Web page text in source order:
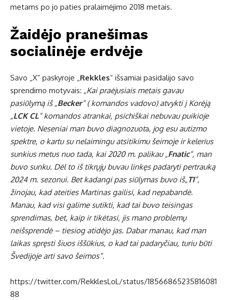
metams po jo paties pralaimėjimo 2018 metais.
Žaidėjo pranešimas
socialinėje erdvėje
Savo „X“ paskyroje „Rekkles“ išsamiai pasidalijo savo
sprendimo motyvais: „Kai praėjusiais metais gavau
pasiūlymą iš „Becker“ ( komandos vadovo) atvykti į Korėją
„LCK CL“ komandos atrankai, psichiškai nebuvau puikioje
vietoje. Neseniai man buvo diagnozuota, jog esu autizmo
spektre, o kartu su nelaimingu atsitikimu šeimoje ir kelerius
sunkius metus nuo tada, kai 2020 m. palikau „Fnatic“, man
buvo sunku. Dėl to iš tikrųjų buvau linkęs padaryti pertrauką
2024 m. sezonui. Bet kadangi pas siūlymas buvo iš„T1“,
žinojau, kad ateities Martinas gailisi, kad nepabandė.
Manau, kad visi galime sutikti, kad tai buvo teisingas
sprendimas, bet, kaip ir tikėtasi, jis mano problemų
neišsprendė – tiesiog atidėjo jas. Dabar manau, kad man
laikas spręsti šiuos iššūkius, o kad tai padaryčiau, turiu būti
Švedijoje arti savo šeimos“.
https://twitter.com/RekklesLoL/status/18566865235816081
88